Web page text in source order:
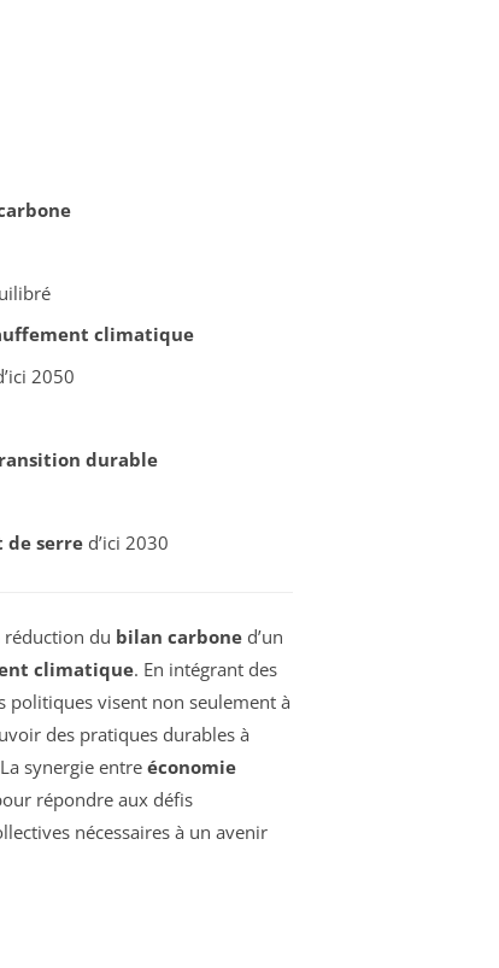
climatique
2050
durable
de serred’ici 2030
réduction du bilan carbone d’un
climatique. En intégrant des
politiques visent non seulement à
des pratiques durables à
synergie entre économie
répondre aux défis
nécessaires à un avenir